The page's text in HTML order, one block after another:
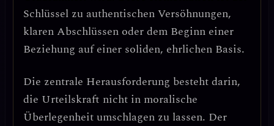
Schlüssel zu authentischen Versöhnungen,
klaren Abschlüssen oder dem Beginn einer
Beziehung auf einer soliden, ehrlichen Basis.
Die zentrale Herausforderung besteht darin,
die Urteilskraft nicht in moralische
Überlegenheit umschlagen zu lassen. Der